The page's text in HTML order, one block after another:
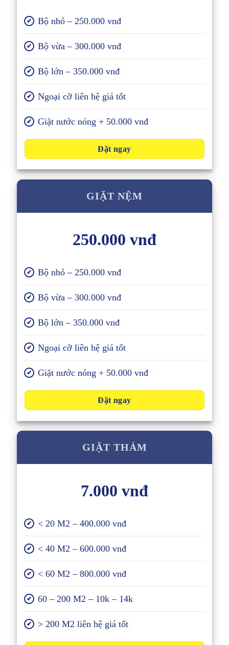
✔ Bộ nhỏ – 250.000 vnđ
✔ Bộ vừa – 300.000 vnđ
✔ Bộ lớn – 350.000 vnđ
✔ Ngoại cỡ liên hệ giá tốt
✔ Giặt nước nóng + 50.000 vnđ
Đặt ngay
GIẶT NỆM
250.000 vnđ
✔ Bộ nhỏ – 250.000 vnđ
✔ Bộ vừa – 300.000 vnđ
✔ Bộ lớn – 350.000 vnđ
✔ Ngoại cỡ liên hệ giá tốt
✔ Giặt nước nóng + 50.000 vnđ
Đặt ngay
GIẶT THẢM
7.000 vnđ
✔ < 20 M2 – 400.000 vnđ
✔ < 40 M2 – 600.000 vnđ
✔ < 60 M2 – 800.000 vnđ
✔ 60 – 200 M2 – 10k – 14k
✔ > 200 M2 liên hệ giá tốt